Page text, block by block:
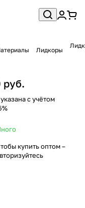
Лидкоры
руб.
с учётом
купить оптом –